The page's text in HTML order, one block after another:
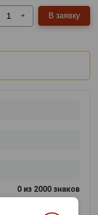
+ В заявку
0 из 2000 знаков